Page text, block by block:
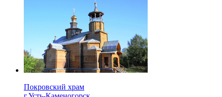
Покровский храм